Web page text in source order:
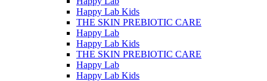
Happy Lab Kids
THE SKIN PREBIOTIC CARE
Happy Lab
Happy Lab Kids
THE SKIN PREBIOTIC CARE
Happy Lab
Happy Lab Kids